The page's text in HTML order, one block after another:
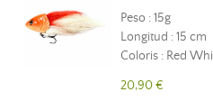
Peso : 15g
Longitud : 15 cm
Coloris : Red
20,90 €